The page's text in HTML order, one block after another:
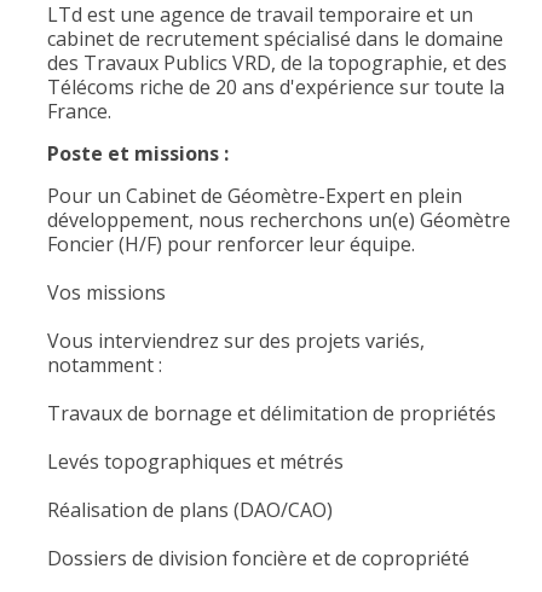
LTd est une agence de travail temporaire et un
cabinet de recrutement spécialisé dans le domaine
des Travaux Publics VRD, de la topographie, et des
Télécoms riche de 20 ans d'expérience sur toute la
France.
Poste et missions :
Pour un Cabinet de Géomètre-Expert en plein
développement, nous recherchons un(e) Géomètre
Foncier (H/F) pour renforcer leur équipe.
Vos missions
Vous interviendrez sur des projets variés,
notamment :
Travaux de bornage et délimitation de propriétés
Levés topographiques et métrés
Réalisation de plans (DAO/CAO)
Dossiers de division foncière et de copropriété